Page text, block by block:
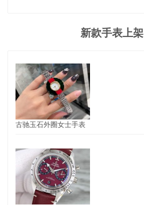
新款手表上架
古驰玉石外圈女士手表